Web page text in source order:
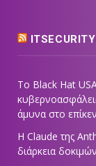
Το Black Hat
άμυνα στο
Η Claude της
διάρκεια